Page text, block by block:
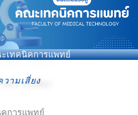
เทคนิคการแพทย์
วามเสี่ยง
การแพทย์